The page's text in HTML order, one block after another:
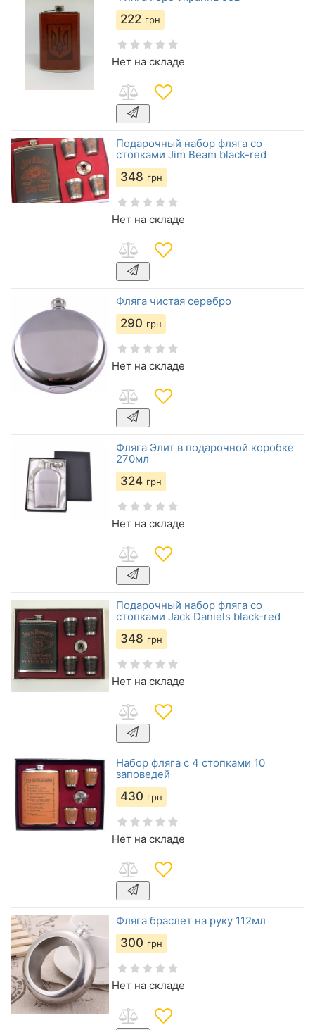
222 грн
Нет на складе
Подарочный набор фляга со
стопками Jim Beam black-red
348 грн
Нет на складе
Фляга чистая серебро
290 грн
Нет на складе
Фляга Элит в подарочной коробке
270мл
324 грн
Нет на складе
Подарочный набор фляга со
стопками Jack Daniels black-red
348 грн
Нет на складе
Набор фляга с 4 стопками 10
заповедей
430 грн
Нет на складе
Фляга браслет на руку 112мл
300 грн
Нет на складе